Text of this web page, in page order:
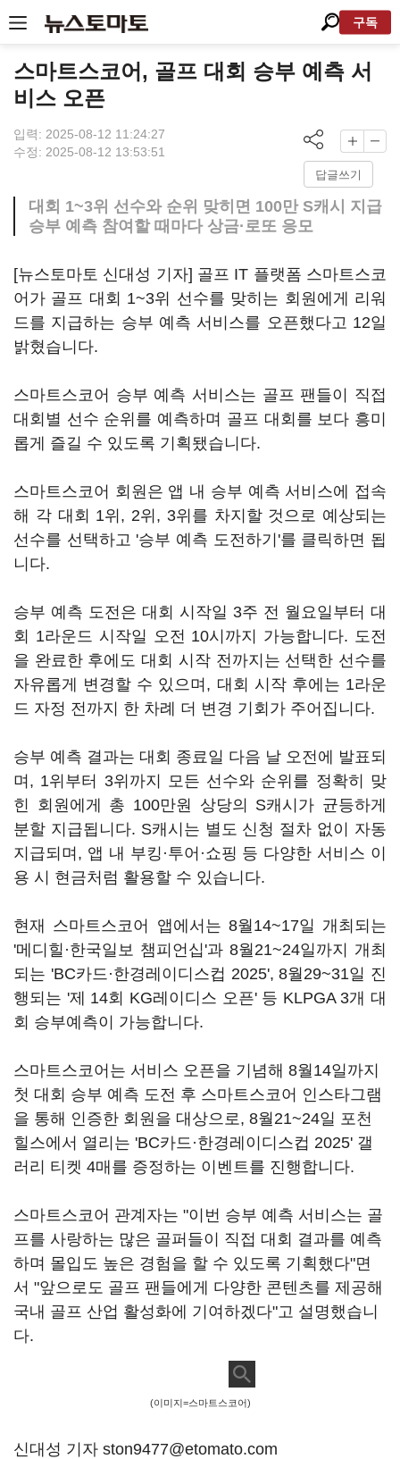
구독
스마트스코어, 골프 대회 승부 예측 서
비스 오픈
입력: 2025-08-12 11:24:27
수정: 2025-08-12 13:53:51
답글쓰기
대회 1~3위 선수와 순위 맞히면 100만 S캐시 지급
승부 예측 참여할 때마다 상금·로또 응모
[뉴스토마토 신대성 기자] 골프 IT 플랫폼 스마트스코
어가 골프 대회 1~3위 선수를 맞히는 회원에게 리워
드를 지급하는 승부 예측 서비스를 오픈했다고 12일
밝혔습니다.
스마트스코어 승부 예측 서비스는 골프 팬들이 직접
대회별 선수 순위를 예측하며 골프 대회를 보다 흥미
롭게 즐길 수 있도록 기획됐습니다.
스마트스코어 회원은 앱 내 승부 예측 서비스에 접속
해 각 대회 1위, 2위, 3위를 차지할 것으로 예상되는
선수를 선택하고 '승부 예측 도전하기'를 클릭하면 됩
니다.
승부 예측 도전은 대회 시작일 3주 전 월요일부터 대
회 1라운드 시작일 오전 10시까지 가능합니다. 도전
을 완료한 후에도 대회 시작 전까지는 선택한 선수를
자유롭게 변경할 수 있으며, 대회 시작 후에는 1라운
드 자정 전까지 한 차례 더 변경 기회가 주어집니다.
승부 예측 결과는 대회 종료일 다음 날 오전에 발표되
며, 1위부터 3위까지 모든 선수와 순위를 정확히 맞
힌 회원에게 총 100만원 상당의 S캐시가 균등하게
분할 지급됩니다. S캐시는 별도 신청 절차 없이 자동
지급되며, 앱 내 부킹·투어·쇼핑 등 다양한 서비스 이
용 시 현금처럼 활용할 수 있습니다.
현재 스마트스코어 앱에서는 8월14~17일 개최되는
'메디힐·한국일보 챔피언십'과 8월21~24일까지 개최
되는 'BC카드·한경레이디스컵 2025', 8월29~31일 진
행되는 '제 14회 KG레이디스 오픈' 등 KLPGA 3개 대
회 승부예측이 가능합니다.
스마트스코어는 서비스 오픈을 기념해 8월14일까지
첫 대회 승부 예측 도전 후 스마트스코어 인스타그램
을 통해 인증한 회원을 대상으로, 8월21~24일 포천
힐스에서 열리는 'BC카드·한경레이디스컵 2025' 갤
러리 티켓 4매를 증정하는 이벤트를 진행합니다.
스마트스코어 관계자는 "이번 승부 예측 서비스는 골
프를 사랑하는 많은 골퍼들이 직접 대회 결과를 예측
하며 몰입도 높은 경험을 할 수 있도록 기획했다"면
서 "앞으로도 골프 팬들에게 다양한 콘텐츠를 제공해
국내 골프 산업 활성화에 기여하겠다"고 설명했습니
다.
(이미지=스마트스코어)
신대성 기자 ston9477@etomato.com